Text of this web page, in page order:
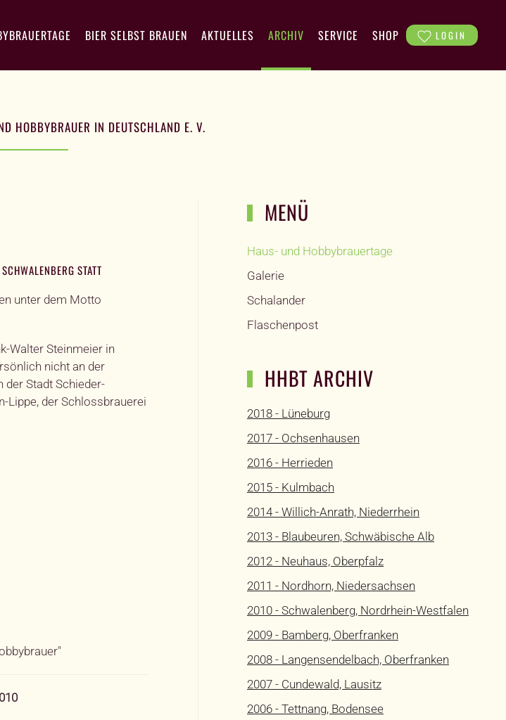
BIER SELBST BRAUEN AKTUELLES ARCHIV SERVICE SHOP LOGIN
HOBBYBRAUER IN DEUTSCHLAND E. V.
STATT
unter dem Motto
Walter Steinmeier in
nicht an der
der Stadt Schieder-
Lippe, der Schlossbrauerei
MENÜ
Haus- und Hobbybrauertage
Galerie
Schalander
Flaschenpost
HHBT ARCHIV
2018 - Lüneburg
2017 - Ochsenhausen
2016 - Herrieden
2015 - Kulmbach
2014 - Willich-Anrath, Niederrhein
2013 - Blaubeuren, Schwäbische Alb
2012 - Neuhaus, Oberpfalz
2011 - Nordhorn, Niedersachsen
2010 - Schwalenberg, Nordrhein-Westfalen
2009 - Bamberg, Oberfranken
2008 - Langensendelbach, Oberfranken
2007 - Cundewald, Lausitz
2006 - Tettnang, Bodensee